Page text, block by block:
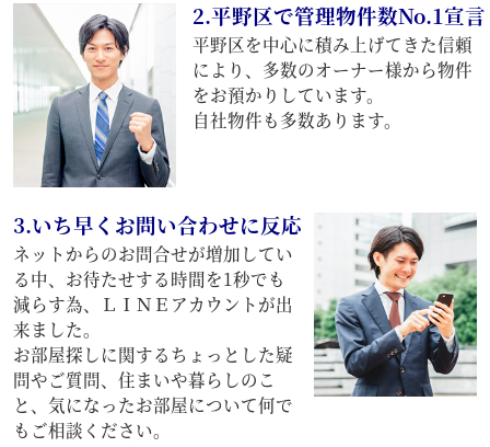
2.平野区で管理物件数No.1宣言
平野区を中心に積み上げてきた信頼
により、多数のオーナー様から物件
をお預かりしています。
自社物件も多数あります。
3.いち早くお問い合わせに反応
ネットからのお問合せが増加してい
る中、お待たせする時間を1秒でも
減らす為、ＬＩＮＥアカウントが出
来ました。
お部屋探しに関するちょっとした疑
問やご質問、住まいや暮らしのこ
と、気になったお部屋について何で
もご相談ください。